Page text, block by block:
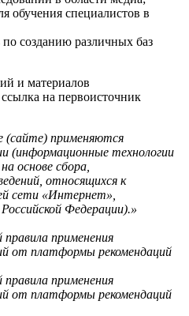
обучения специалистов в
по созданию различных баз
и материалов
на первоисточник
(сайте) применяются
(информационные технологии
основе сбора,
относящихся к
сети «Интернет»,
Федерации).»
применения
от платформы рекомендаций
применения
от платформы рекомендаций